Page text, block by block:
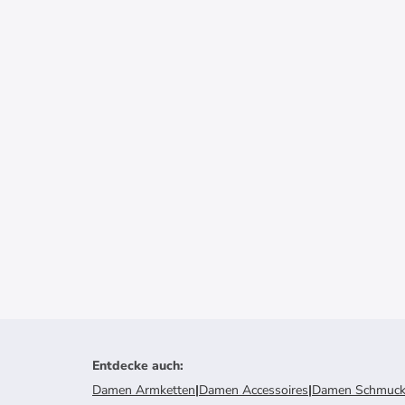
Entdecke auch:
Damen Armketten|Damen Accessoires|Damen Schmuck